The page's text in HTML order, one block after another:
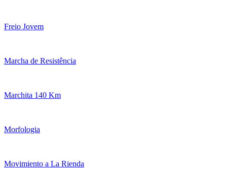
Freio Jovem
Marcha de Resistência
Marchita 140 Km
Morfologia
Movimiento a La Rienda